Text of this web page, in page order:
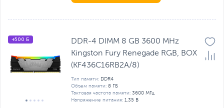
+500 Б
DDR-4 DIMM 8 GB 3600 MHz
Kingston Fury Renegade RGB, BOX
(KF436C16RB2A/8)
Тип памяти: DDR4
Объем памяти: 8 ГБ
Тактовая частота памяти: 3600 МГц
Напряжение питания: 1.35 В